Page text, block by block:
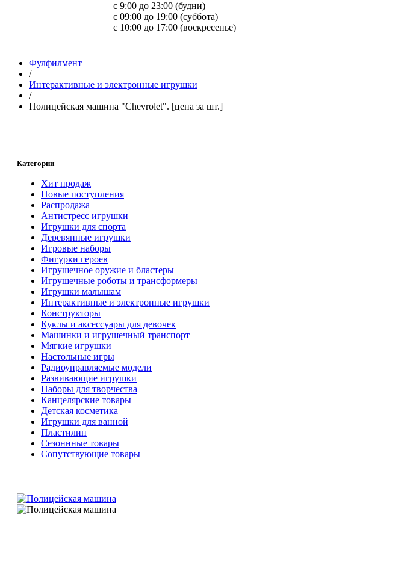
с 9:00 до 23:00 (будни)
с 09:00 до 19:00 (суббота)
с 10:00 до 17:00 (воскресенье)
Фулфилмент
/
Интерактивные и электронные игрушки
/
Полицейская машина "Chevrolet". [цена за шт.]
Категории
Хит продаж
Новые поступления
Распродажа
Антистресс игрушки
Игрушки для спорта
Деревянные игрушки
Игровые наборы
Фигурки героев
Игрушечное оружие и бластеры
Игрушечные роботы и трансформеры
Игрушки малышам
Интерактивные и электронные игрушки
Конструкторы
Куклы и аксессуары для девочек
Машинки и игрушечный транспорт
Мягкие игрушки
Настольные игры
Радиоуправляемые модели
Развивающие игрушки
Наборы для творчества
Канцелярские товары
Детская косметика
Игрушки для ванной
Пластилин
Сезоннные товары
Сопутствующие товары